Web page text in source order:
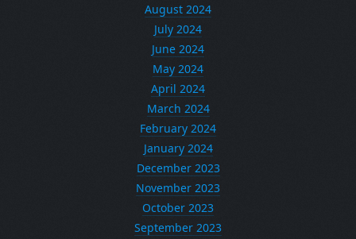
August 2024
July 2024
June 2024
May 2024
April 2024
March 2024
February 2024
January 2024
December 2023
November 2023
October 2023
September 2023